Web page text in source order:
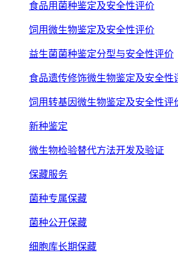
食品用菌种鉴定及安全性评价
饲用微生物鉴定及安全性评价
益生菌菌种鉴定分型与安全性评价
食品遗传修饰微生物鉴定及安全性
饲用转基因微生物鉴定及安全性评
新种鉴定
微生物检验替代方法开发及验证
保藏服务
菌种专属保藏
菌种公开保藏
细胞库长期保藏